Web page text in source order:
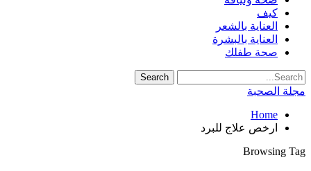
كيف
العناية بالشعر
العناية بالبشرة
صحة طفلك
مجلة الصحبة
Home
ارخص علاج للبرد
Browsing Tag